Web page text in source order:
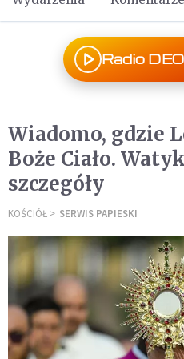
Radio
Wiadomo, gdzie
Boże Ciało.
szczegóły
KOŚCIÓŁ SERWIS PAPIESKI